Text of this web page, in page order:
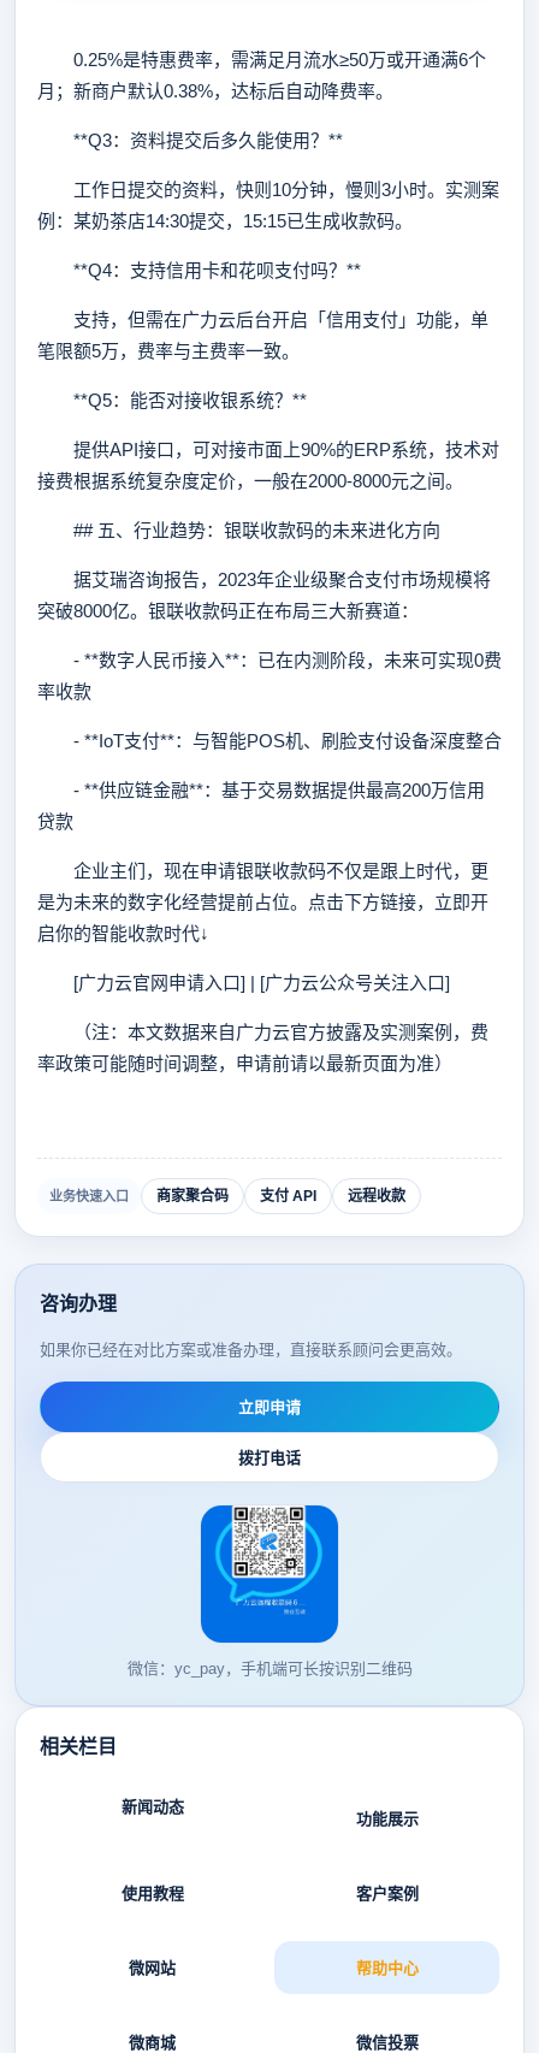
0.25%是特惠费率，需满足月流水≥50万或开通满6个
月；新商户默认0.38%，达标后自动降费率。
**Q3：资料提交后多久能使用？**
工作日提交的资料，快则10分钟，慢则3小时。实测案
例：某奶茶店14:30提交，15:15已生成收款码。
**Q4：支持信用卡和花呗支付吗？**
支持，但需在广力云后台开启「信用支付」功能，单
笔限额5万，费率与主费率一致。
**Q5：能否对接收银系统？**
提供API接口，可对接市面上90%的ERP系统，技术对
接费根据系统复杂度定价，一般在2000-8000元之间。
## 五、行业趋势：银联收款码的未来进化方向
据艾瑞咨询报告，2023年企业级聚合支付市场规模将
突破8000亿。银联收款码正在布局三大新赛道：
- **数字人民币接入**：已在内测阶段，未来可实现0费
率收款
- **IoT支付**：与智能POS机、刷脸支付设备深度整合
- **供应链金融**：基于交易数据提供最高200万信用
贷款
企业主们，现在申请银联收款码不仅是跟上时代，更
是为未来的数字化经营提前占位。点击下方链接，立即开
启你的智能收款时代↓
[广力云官网申请入口] | [广力云公众号关注入口]
（注：本文数据来自广力云官方披露及实测案例，费
率政策可能随时间调整，申请前请以最新页面为准）
业务快速入口 商家聚合码 支付 API 远程收款
咨询办理
如果你已经在对比方案或准备办理，直接联系顾问会更高效。
立即申请
拨打电话
微信：yc_pay，手机端可长按识别二维码
相关栏目
新闻动态
功能展示
使用教程 客户案例
微网站 帮助中心
微商城 微信投票